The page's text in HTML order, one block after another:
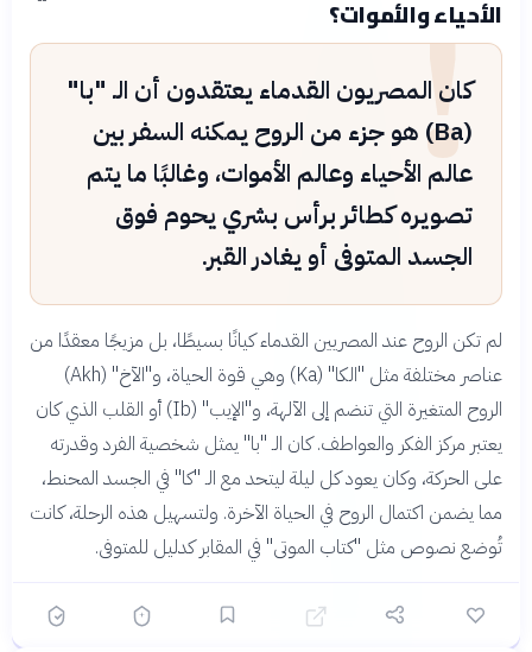
الأحياء والأموات؟
!
كان المصريون القدماء يعتقدون أن الـ "با"
(Ba) هو جزء من الروح يمكنه السفر بين
عالم الأحياء وعالم الأموات، وغالبًا ما يتم
تصويره كطائر برأس بشري يحوم فوق
الجسد المتوفى أو يغادر القبر.
لم تكن الروح عند المصريين القدماء كيانًا بسيطًا، بل مزيجًا معقدًا من
عناصر مختلفة مثل "الكا" (Ka) وهي قوة الحياة، و"الآخ" (Akh)
الروح المتغيرة التي تنضم إلى الآلهة، و"الإيب" (Ib) أو القلب الذي كان
يعتبر مركز الفكر والعواطف. كان الـ "با" يمثل شخصية الفرد وقدرته
على الحركة، وكان يعود كل ليلة ليتحد مع الـ "كا" في الجسد المحنط،
مما يضمن اكتمال الروح في الحياة الآخرة. ولتسهيل هذه الرحلة، كانت
تُوضع نصوص مثل "كتاب الموتى" في المقابر كدليل للمتوفى.